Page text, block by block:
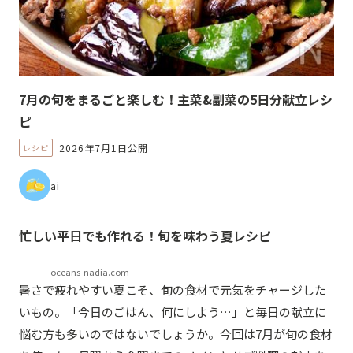
7月の旬をまるごと楽しむ！主菜&副菜の5日分献立レシ
ピ
レシピ 2026年7月1日公開
ai
忙しい平日でも作れる！旬を味わう夏レシピ
oceans-nadia.com
暑さで疲れやすい夏こそ、旬の食材で元気をチャージした
いもの。「今日のごはん、何にしよう…」と毎日の献立に
悩む方も多いのではないでしょうか。今回は7月が旬の食材